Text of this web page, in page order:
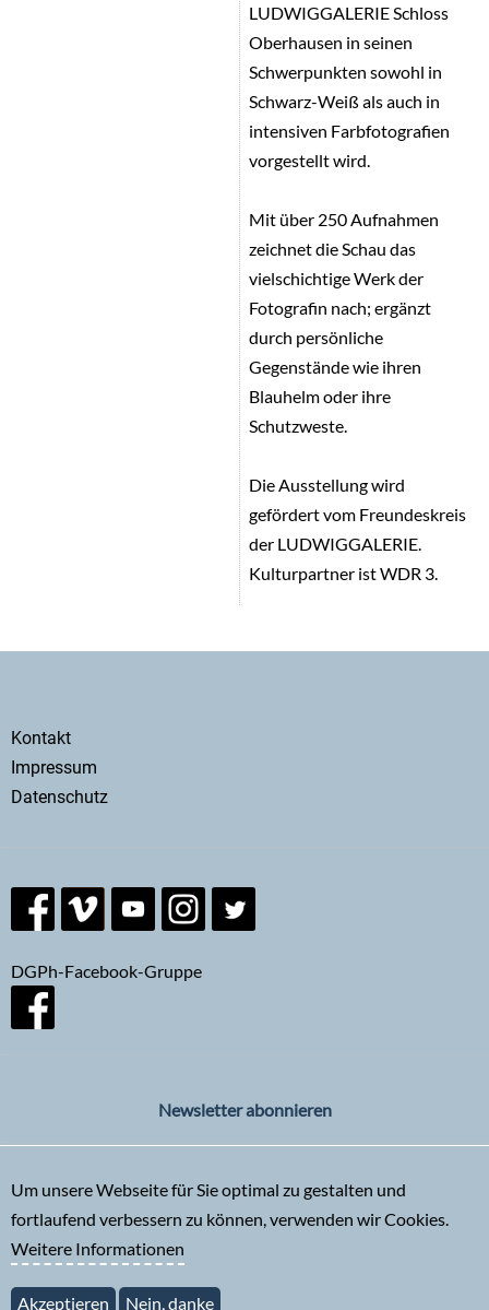
LUDWIGGALERIE Schloss
Oberhausen in seinen
Schwerpunkten sowohl in
Schwarz-Weiß als auch in
intensiven Farbfotografien
vorgestellt wird.
Mit über 250 Aufnahmen
zeichnet die Schau das
vielschichtige Werk der
Fotografin nach; ergänzt
durch persönliche
Gegenstände wie ihren
Blauhelm oder ihre
Schutzweste.
Die Ausstellung wird
gefördert vom Freundeskreis
der LUDWIGGALERIE.
Kulturpartner ist WDR 3.
Secondary
menu
Kontakt
Impressum
Datenschutz
DGPh-Facebook-Gruppe
Newsletter abonnieren
Um unsere Webseite für Sie optimal zu gestalten und
fortlaufend verbessern zu können, verwenden wir Cookies.
Weitere Informationen
Akzeptieren Nein, danke